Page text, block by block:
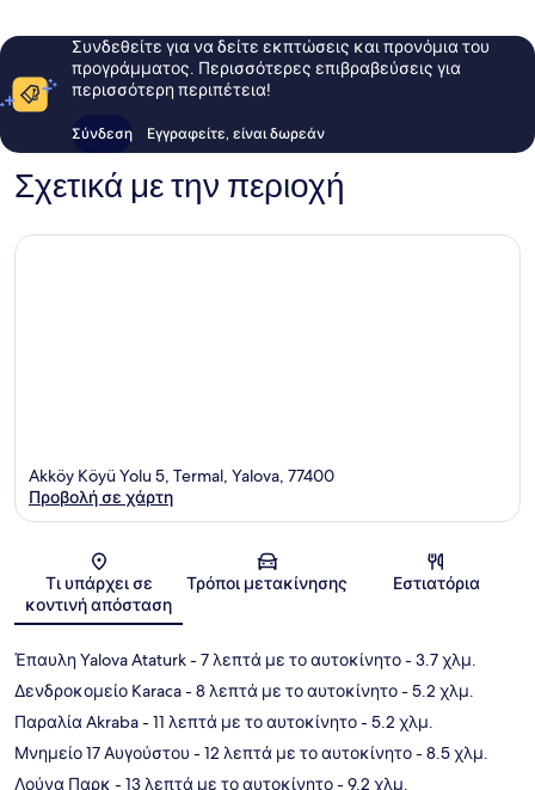
Συνδεθείτε για να δείτε εκπτώσεις και προνόμια του
προγράμματος. Περισσότερες επιβραβεύσεις για
περισσότερη περιπέτεια!
Σύνδεση Εγγραφείτε, είναι δωρεάν
Σχετικά με την περιοχή
Χάρτης
Akköy Köyü Yolu 5, Termal, Yalova, 77400
Προβολή σε χάρτη
Τι υπάρχει σε
κοντινή απόσταση
Τρόποι μετακίνησης Εστιατόρια
Έπαυλη Yalova Ataturk- 7 λεπτά με το αυτοκίνητο- 3.7 χλμ.
Δενδροκομείο Karaca- 8 λεπτά με το αυτοκίνητο- 5.2 χλμ.
Παραλία Akraba- 11 λεπτά με το αυτοκίνητο- 5.2 χλμ.
Μνημείο 17 Αυγούστου - 12 λεπτά με το αυτοκίνητο- 8.5 χλμ.
Λούνα Παρκ - 13 λεπτά με το αυτοκίνητο- 9.2 χλμ.